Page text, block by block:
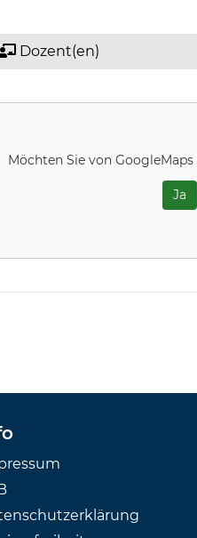
Dozent(en)
Möchten Sie von GoogleMaps
Ja